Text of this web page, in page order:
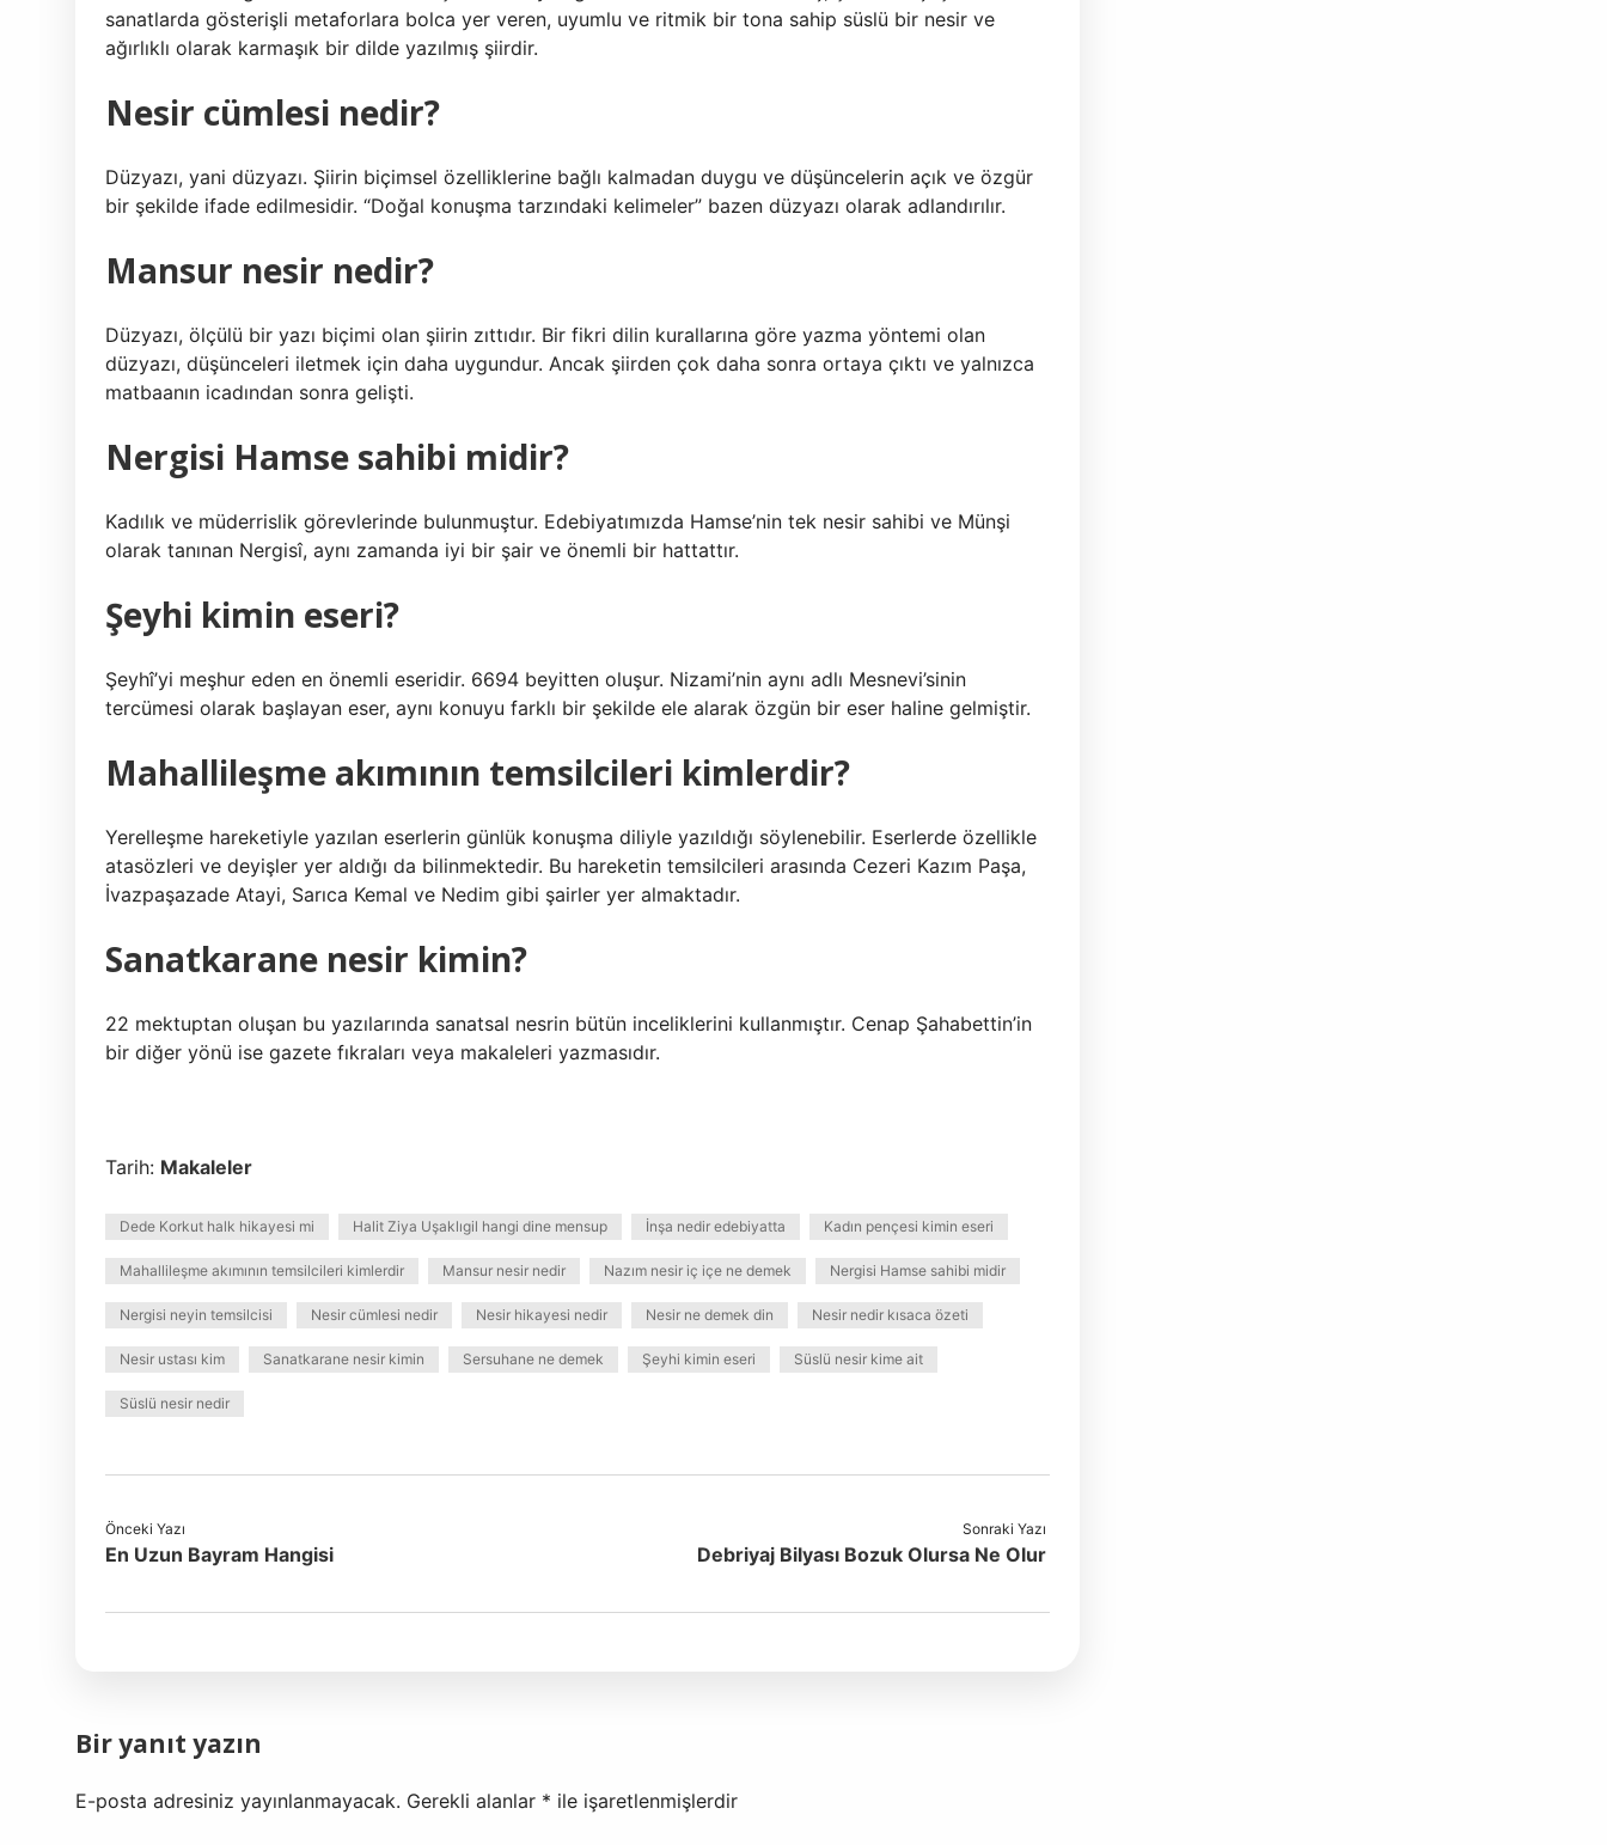
sanatlarda gösterişli metaforlara bolca yer veren, uyumlu ve ritmik bir tona sahip süslü bir nesir ve
ağırlıklı olarak karmaşık bir dilde yazılmış şiirdir.
Nesir cümlesi nedir?
Düzyazı, yani düzyazı. Şiirin biçimsel özelliklerine bağlı kalmadan duygu ve düşüncelerin açık ve özgür
bir şekilde ifade edilmesidir. “Doğal konuşma tarzındaki kelimeler” bazen düzyazı olarak adlandırılır.
Mansur nesir nedir?
Düzyazı, ölçülü bir yazı biçimi olan şiirin zıttıdır. Bir fikri dilin kurallarına göre yazma yöntemi olan
düzyazı, düşünceleri iletmek için daha uygundur. Ancak şiirden çok daha sonra ortaya çıktı ve yalnızca
matbaanın icadından sonra gelişti.
Nergisi Hamse sahibi midir?
Kadılık ve müderrislik görevlerinde bulunmuştur. Edebiyatımızda Hamse’nin tek nesir sahibi ve Münşi
olarak tanınan Nergisî, aynı zamanda iyi bir şair ve önemli bir hattattır.
Şeyhi kimin eseri?
Şeyhî’yi meşhur eden en önemli eseridir. 6694 beyitten oluşur. Nizami’nin aynı adlı Mesnevi’sinin
tercümesi olarak başlayan eser, aynı konuyu farklı bir şekilde ele alarak özgün bir eser haline gelmiştir.
Mahallileşme akımının temsilcileri kimlerdir?
Yerelleşme hareketiyle yazılan eserlerin günlük konuşma diliyle yazıldığı söylenebilir. Eserlerde özellikle
atasözleri ve deyişler yer aldığı da bilinmektedir. Bu hareketin temsilcileri arasında Cezeri Kazım Paşa,
İvazpaşazade Atayi, Sarıca Kemal ve Nedim gibi şairler yer almaktadır.
Sanatkarane nesir kimin?
22 mektuptan oluşan bu yazılarında sanatsal nesrin bütün inceliklerini kullanmıştır. Cenap Şahabettin’in
bir diğer yönü ise gazete fıkraları veya makaleleri yazmasıdır.
Tarih: Makaleler
Dede Korkut halk hikayesi mi Halit Ziya Uşaklıgil hangi dine mensup İnşa nedir edebiyatta Kadın pençesi kimin eseri
Mahallileşme akımının temsilcileri kimlerdir Mansur nesir nedir Nazım nesir iç içe ne demek Nergisi Hamse sahibi midir
Nergisi neyin temsilcisi Nesir cümlesi nedir Nesir hikayesi nedir Nesir ne demek din Nesir nedir kısaca özeti
Nesir ustası kim Sanatkarane nesir kimin Sersuhane ne demek Şeyhi kimin eseri Süslü nesir kime ait
Süslü nesir nedir
Önceki Yazı
En Uzun Bayram Hangisi
Sonraki Yazı
Debriyaj Bilyası Bozuk Olursa Ne Olur
Bir yanıt yazın
E-posta adresiniz yayınlanmayacak. Gerekli alanlar * ile işaretlenmişlerdir